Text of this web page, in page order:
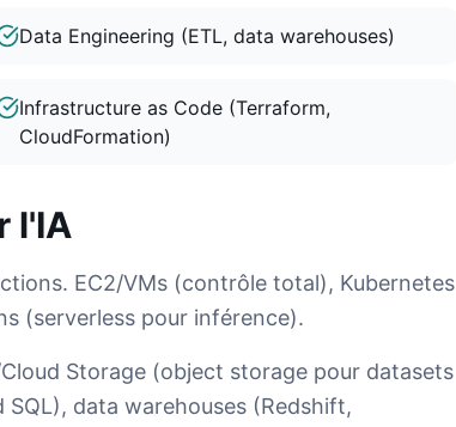
Data Engineering (ETL, data warehouses)
Infrastructure as Code (Terraform,
CloudFormation)
l'IA
EC2/VMs (contrôle total), Kubernetes
(serverless pour inférence).
Storage (object storage pour datasets
SQL), data warehouses (Redshift,